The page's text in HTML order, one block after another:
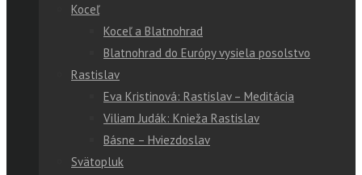
Koceľ
Koceľ a Blatnohrad
Blatnohrad do Európy vysiela posolstvo
Rastislav
Eva Kristinová: Rastislav – Meditácia
Viliam Judák: Knieža Rastislav
Básne – Hviezdoslav
Svätopluk